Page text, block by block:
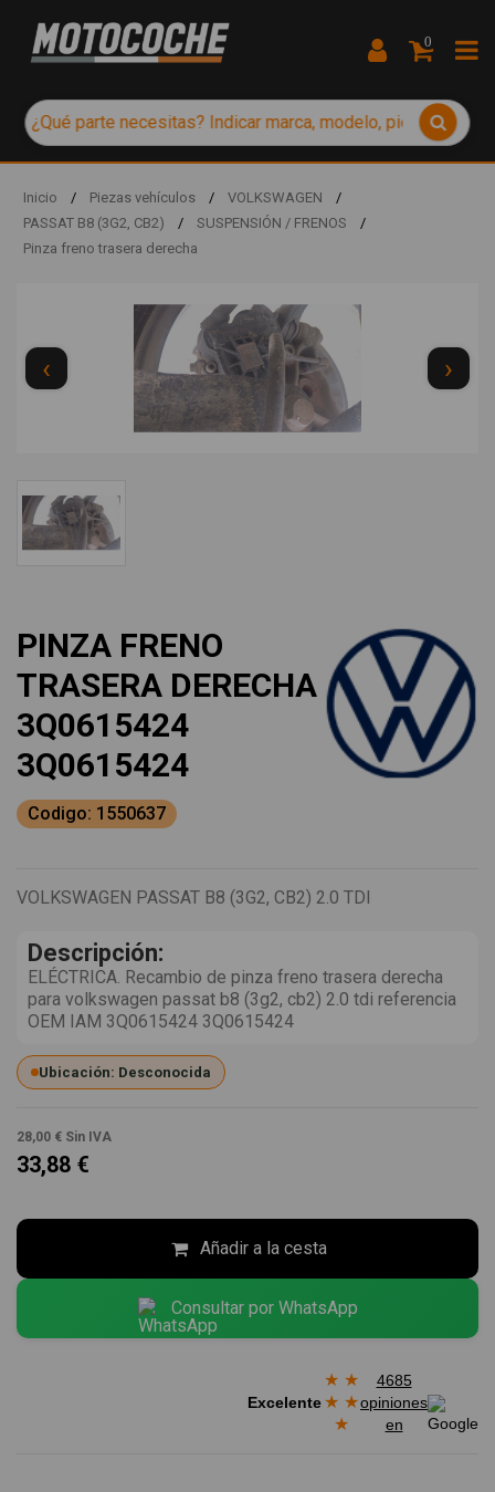
0
Inicio / Piezas vehículos / VOLKSWAGEN
/
PASSAT B8 (3G2, CB2)
/ SUSPENSIÓN / FRENOS
/
Pinza freno trasera derecha
‹ ›
PINZA FRENO
TRASERA DERECHA
3Q0615424
3Q0615424
Codigo: 1550637
VOLKSWAGEN PASSAT B8 (3G2, CB2) 2.0 TDI
Descripción:
ELÉCTRICA. Recambio de pinza freno trasera derecha
para volkswagen passat b8 (3g2, cb2) 2.0 tdi referencia
OEM IAM 3Q0615424 3Q0615424
Ubicación: Desconocida
28,00 € Sin IVA
33,88 €
Añadir a la cesta
Consultar por WhatsApp
Excelente
★ ★
★ ★
★
4685
opiniones
en